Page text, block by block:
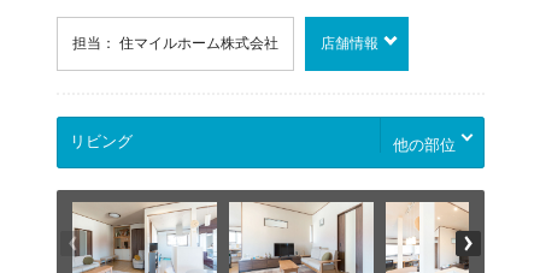
担当： 住マイルホーム株式会社 店舗情報
他の部位